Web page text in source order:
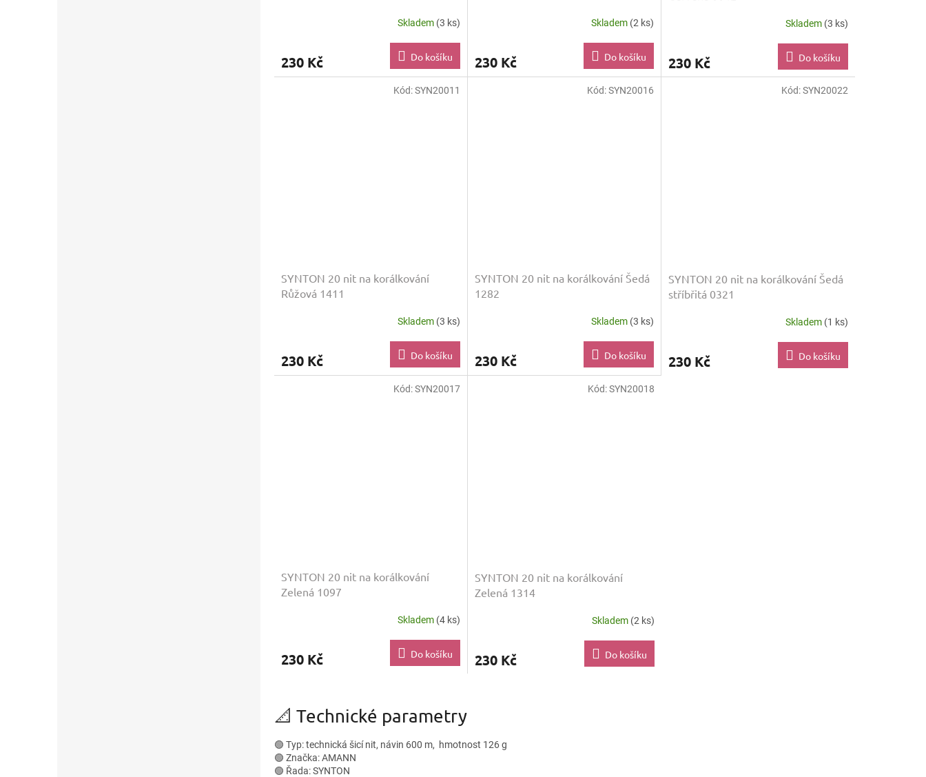
Skladem (3 ks)
230 Kč Do košíku
Skladem (2 ks)
230 Kč Do košíku
Skladem (3 ks)
230 Kč Do košíku
SYNTON 20 nit na korálkování
Růžová 1411
Skladem (3 ks)
230 Kč Do košíku
Kód:SYN20011
SYNTON 20 nit na korálkování Šedá
1282
Skladem (3 ks)
230 Kč Do košíku
Kód:SYN20016
SYNTON 20 nit na korálkování Šedá
stříbřitá 0321
Skladem (1 ks)
230 Kč Do košíku
Kód:SYN20022
SYNTON 20 nit na korálkování
Zelená 1097
Skladem (4 ks)
230 Kč Do košíku
Kód:SYN20017
SYNTON 20 nit na korálkování
Zelená 1314
Skladem (2 ks)
230 Kč Do košíku
Kód:SYN20018
📐 Technické parametry
🟢 Typ: technická šicí nit, návin 600 m, hmotnost 126 g
🟢 Značka: AMANN
🟢 Řada: SYNTON